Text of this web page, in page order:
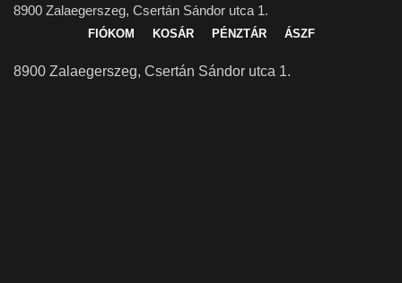
8900 Zalaegerszeg, Csertán Sándor utca 1.
FIÓKOM KOSÁR PÉNZTÁR ÁSZF
8900 Zalaegerszeg, Csertán Sándor utca 1.